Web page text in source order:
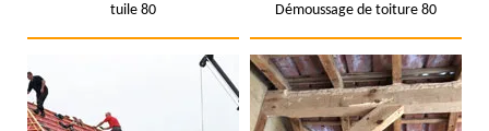
tuile 80
Démoussage de toiture 80